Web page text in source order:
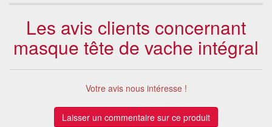
Les avis clients concernant
masque tête de vache intégral
Votre avis nous intéresse !
Laisser un commentaire sur ce produit